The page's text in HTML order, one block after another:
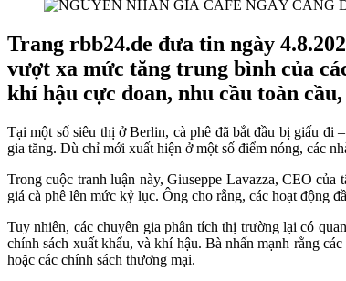
Trang rbb24.de đưa tin ngày
vượt xa mức tăng trung bình của
khí hậu cực đoan, nhu cầu toàn
Tại một số siêu thị ở Berlin, cà phê đã bắt đầu bị giấu đi
gia tăng. Dù chỉ mới xuất hiện ở một số điểm nóng, các
Trong cuộc tranh luận này, Giuseppe Lavazza, CEO
giá cà phê lên mức kỷ lục. Ông cho rằng, các hoạt động
Tuy nhiên, các chuyên gia phân tích thị trường lại có
chính sách xuất khẩu, và khí hậu. Bà nhấn mạnh rằng
hoặc các chính sách thương mại.